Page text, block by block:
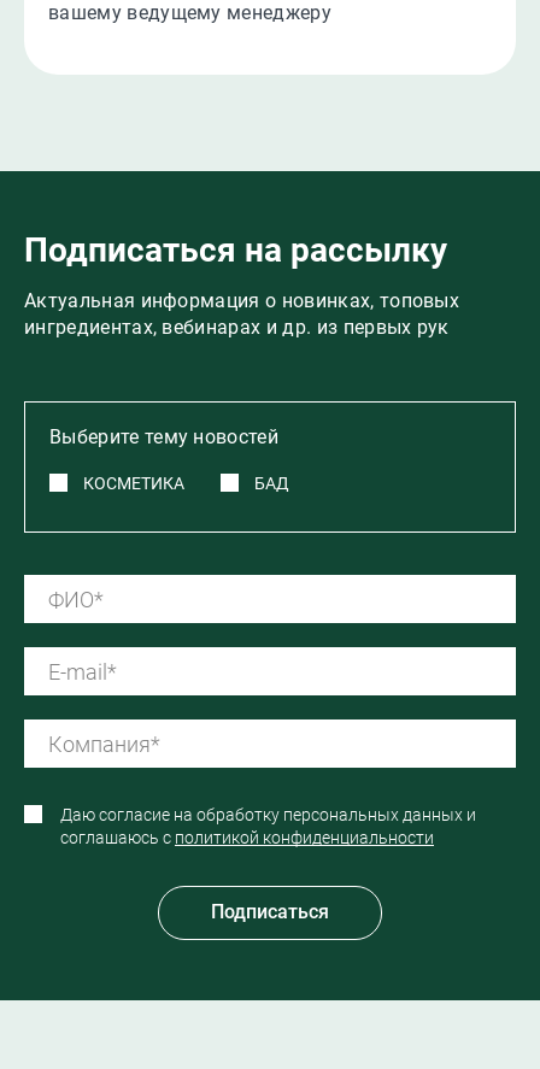
вашему ведущему менеджеру
Подписаться на рассылку
Актуальная информация о новинках, топовых
ингредиентах, вебинарах и др. из первых рук
Выберите тему новостей
КОСМЕТИКА БАД
Даю согласие на обработку персональных данных и
соглашаюсь с политикой конфиденциальности
Подписаться